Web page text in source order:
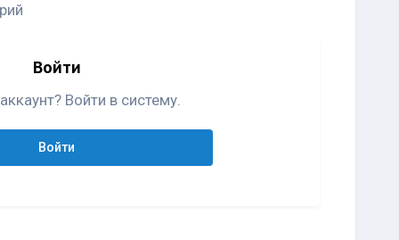
Войти
Войти в систему.
Войти